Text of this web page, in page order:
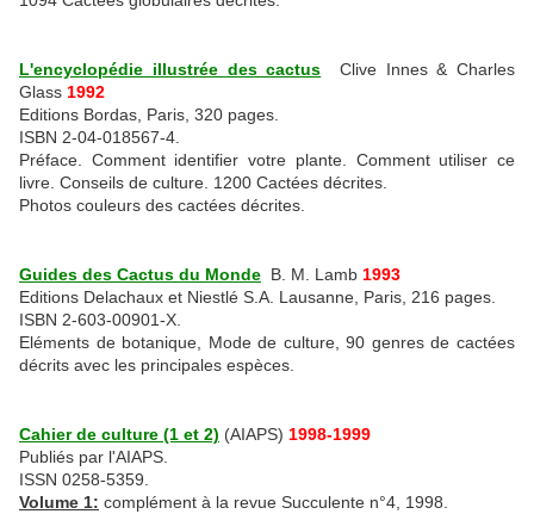
L'encyclopédie illustrée des cactus Clive Innes & Charles
Glass 1992
Editions Bordas, Paris, 320 pages.
ISBN 2-04-018567-4.
Préface. Comment identifier votre plante. Comment utiliser ce
livre. Conseils de culture. 1200 Cactées décrites.
Photos couleurs des cactées décrites.
Guides des Cactus du Monde B. M. Lamb 1993
Editions Delachaux et Niestlé S.A. Lausanne, Paris, 216 pages.
ISBN 2-603-00901-X.
Eléments de botanique, Mode de culture, 90 genres de cactées
décrits avec les principales espèces.
Cahier de culture (1 et 2) (AIAPS) 1998-1999
Publiés par l'AIAPS.
ISSN 0258-5359.
Volume 1: complément à la revue Succulente n°4, 1998.